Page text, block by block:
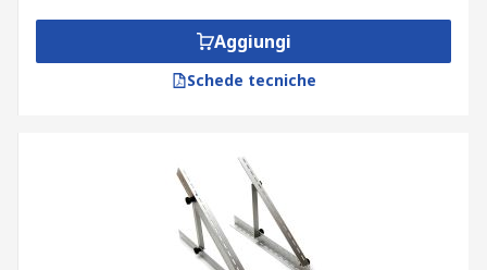
Scatole batteria, per un immagazzinamento
interno o esterno sicuro di una batteria che
si ricarica con l'energia solare. Questi
Condotti per tetto impermeabili, che
consentono di far passare il cablaggio in
modo sicuro dall'interno al pannello esterno
Aggiungi
Schede tecniche